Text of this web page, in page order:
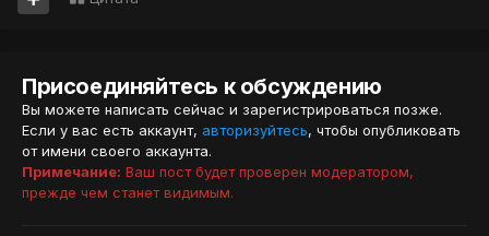
Присоединяйтесь к обсуждению
Вы можете написать сейчас и зарегистрироваться позже.
Если у вас есть аккаунт, авторизуйтесь, чтобы опубликовать
от имени своего аккаунта.
Примечание: Ваш пост будет проверен модератором,
прежде чем станет видимым.